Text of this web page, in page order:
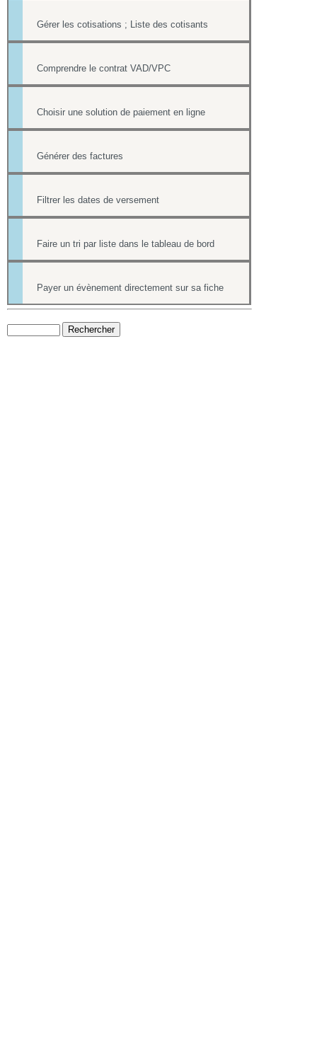
Gérer les cotisations ; Liste des cotisants
Comprendre le contrat VAD/VPC
Choisir une solution de paiement en ligne
Générer des factures
Filtrer les dates de versement
Faire un tri par liste dans le tableau de bord
Payer un évènement directement sur sa fiche